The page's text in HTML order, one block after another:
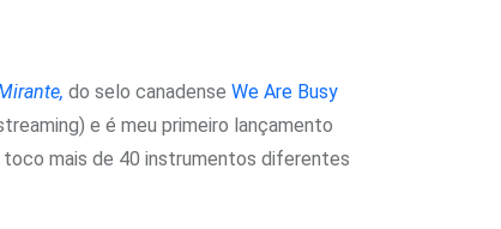
do selo canadense We Are Busy
e é meu primeiro lançamento
toco mais de 40 instrumentos diferentes